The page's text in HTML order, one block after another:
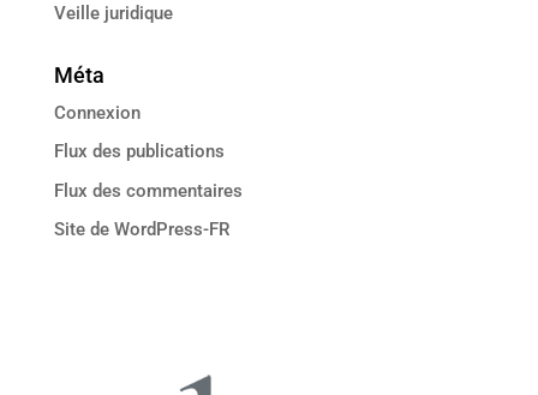
Veille juridique
Méta
Connexion
Flux des publications
Flux des commentaires
Site de WordPress-FR